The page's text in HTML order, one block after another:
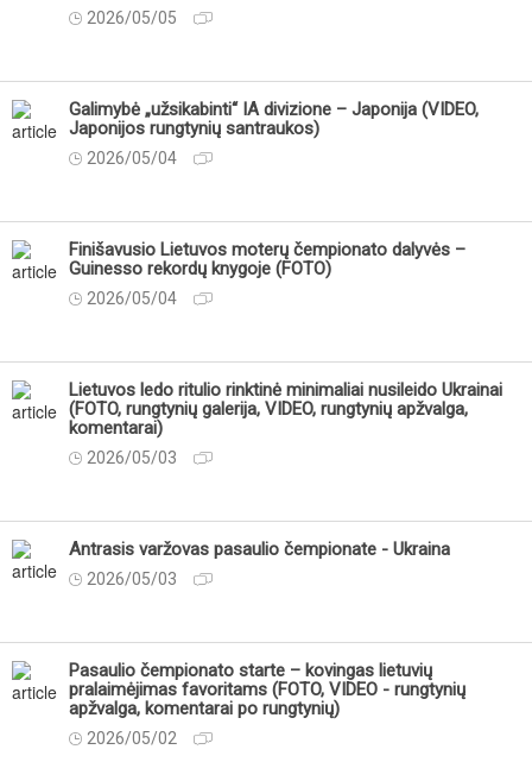
2026/05/05
Galimybė „užsikabinti“ IA divizione – Japonija (VIDEO,
Japonijos rungtynių santraukos)
2026/05/04
Finišavusio Lietuvos moterų čempionato dalyvės –
Guinesso rekordų knygoje (FOTO)
2026/05/04
Lietuvos ledo ritulio rinktinė minimaliai nusileido Ukrainai
(FOTO, rungtynių galerija, VIDEO, rungtynių apžvalga,
komentarai)
2026/05/03
Antrasis varžovas pasaulio čempionate - Ukraina
2026/05/03
Pasaulio čempionato starte – kovingas lietuvių
pralaimėjimas favoritams (FOTO, VIDEO - rungtynių
apžvalga, komentarai po rungtynių)
2026/05/02